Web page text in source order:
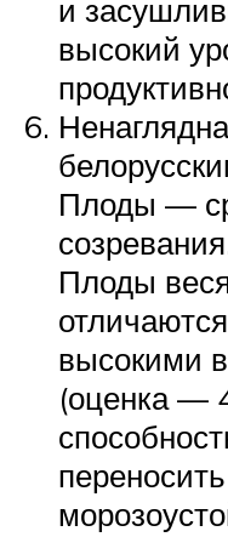
и
высокий
Плоды —
Плоды
высокими
(оценка —